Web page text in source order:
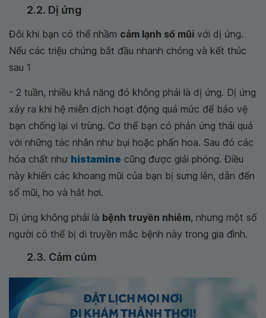
2.2. Dị ứng
Đôi khi bạn có thể nhầm cảm lạnh sổ mũi với dị ứng.
Nếu các triệu chứng bắt đầu nhanh chóng và kết thúc
sau 1
- 2 tuần, nhiều khả năng đó không phải là dị ứng. Dị ứng
xảy ra khi hệ miễn dịch hoạt động quá mức để bảo vệ
bạn chống lại vi trùng. Cơ thể bạn có phản ứng thái quá
với những tác nhân như bụi hoặc phấn hoa. Sau đó các
hóa chất như histamine cũng được giải phóng. Điều
này khiến các khoang mũi của bạn bị sưng lên, dẫn đến
sổ mũi, ho và hắt hơi.
Dị ứng không phải là bệnh truyền nhiễm, nhưng một số
người có thể bị di truyền mắc bệnh này trong gia đình.
2.3. Cảm cúm